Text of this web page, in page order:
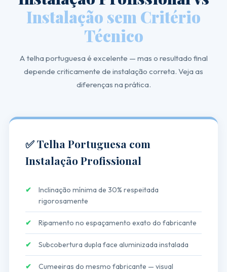
Instalação sem Critério
Técnico
A telha portuguesa é excelente — mas o resultado final
depende criticamente de instalação correta. Veja as
diferenças na prática.
✅ Telha Portuguesa com
Instalação Profissional
✔
Inclinação mínima de 30% respeitada
rigorosamente
✔ Ripamento no espaçamento exato do fabricante
✔ Subcobertura dupla face aluminizada instalada
✔
Cumeeiras do mesmo fabricante — visual